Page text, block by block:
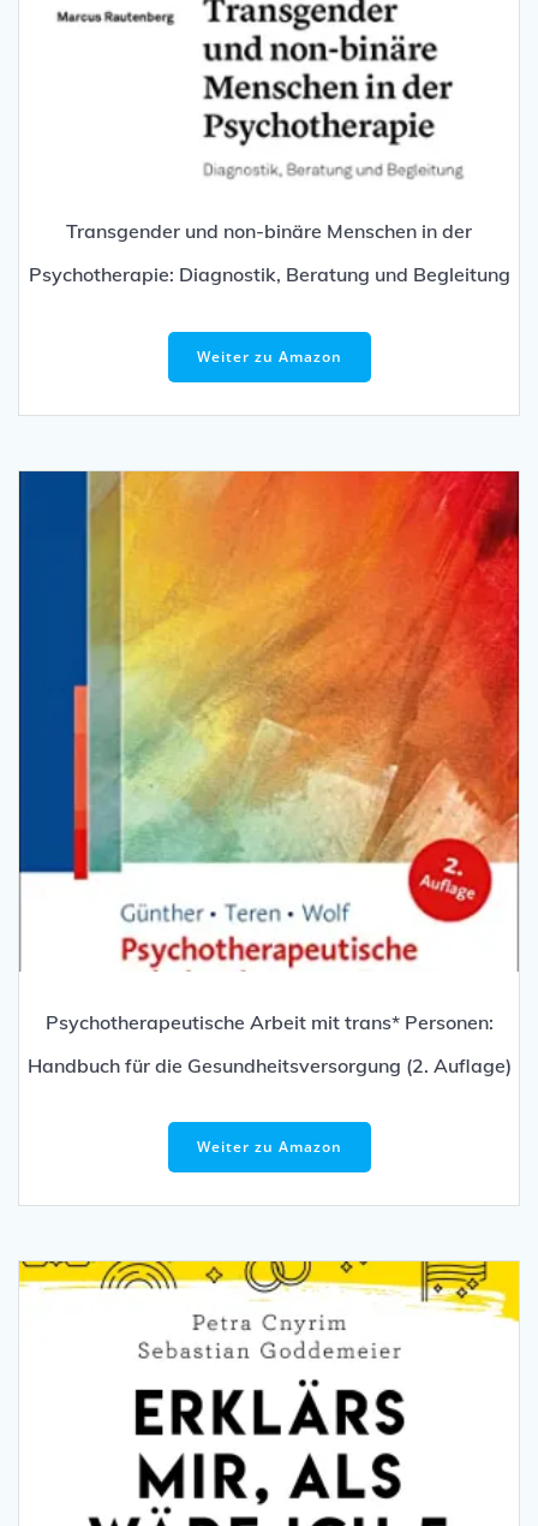
Transgender und non-binäre Menschen in der
Psychotherapie: Diagnostik, Beratung und Begleitung
Weiter zu Amazon
Psychotherapeutische Arbeit mit trans* Personen:
Handbuch für die Gesundheitsversorgung (2. Auflage)
Weiter zu Amazon